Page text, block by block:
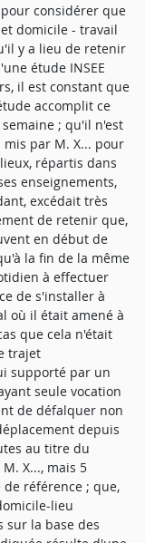
pour considérer que
domicile - travail
y a lieu de retenir
étude INSEE
il est constant que
accomplit ce
; qu'il n'est
par M. X... pour
répartis dans
enseignements,
excédait très
de retenir que,
en début de
la fin de la même
à effectuer
de s'installer à
où il était amené à
que cela n'était
trajet
supporté par un
seule vocation
de défalquer non
depuis
au titre du
X..., mais 5
référence ; que,
lieu
sur la base des